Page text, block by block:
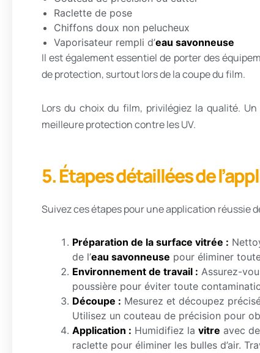
Raclette de pose
Chiffons doux non pelucheux
Vaporisateur rempli d’eau savonneuse
Il est également essentiel de porter des
de protection, surtout lors de la coupe du film.
Lors du choix du film, privilégiez la qualité.
meilleure protection contre les UV.
5. Étapes détaillées de
Suivez ces étapes pour une application réussie
Préparation de la surface vitrée :
de l’eau savonneuse pour éliminer
Environnement de travail : Assurez-
poussière pour éviter toute
Découpe : Mesurez et découpez
Utilisez un couteau de précision pour
Application : Humidifiez la vitre avec de
raclette pour éliminer les bulles d’air.